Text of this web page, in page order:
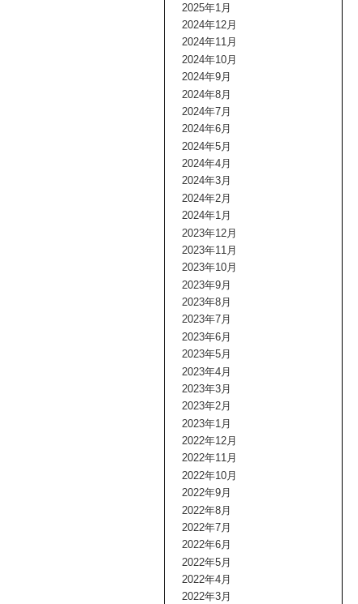
2025年1月
2024年12月
2024年11月
2024年10月
2024年9月
2024年8月
2024年7月
2024年6月
2024年5月
2024年4月
2024年3月
2024年2月
2024年1月
2023年12月
2023年11月
2023年10月
2023年9月
2023年8月
2023年7月
2023年6月
2023年5月
2023年4月
2023年3月
2023年2月
2023年1月
2022年12月
2022年11月
2022年10月
2022年9月
2022年8月
2022年7月
2022年6月
2022年5月
2022年4月
2022年3月